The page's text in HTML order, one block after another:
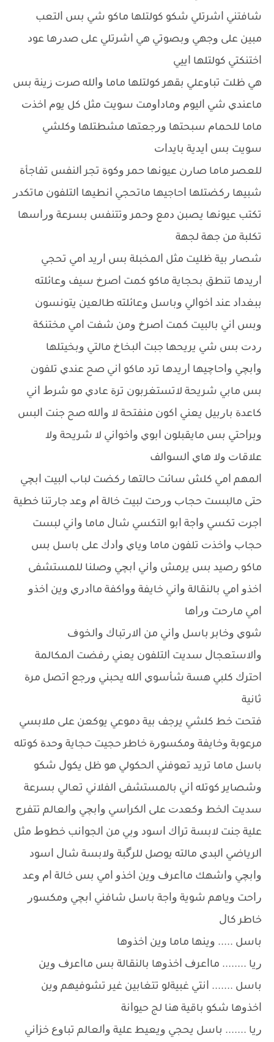
ﺷﺎﻓﺘﻨﻲ ﺍﺷﺮﺗﻠﻲ ﺷﻜﻮ ﻛﻮﻟﺘﻠﻬﺎ ﻣﺎﻛﻮ ﺷﻲ ﺑﺲ ﺍﻟﺘﻌﺐ
ﻣﺒﻴﻦ ﻋﻠﻰ ﻭﺟﻬﻲ ﻭﺑﺼﻮﺗﻲ ﻫﻲ ﺍﺷﺮﺗﻠﻲ ﻋﻠﻰ ﺻﺪﺭﻫﺎ ﻋﻮﺩ
ﺍﺧﺘﻨﻜﺘﻲ ﻛﻮﻟﺘﻠﻬﺎ ﺍﻳﻴﻲ
ﻫﻲ ﻇﻠﺖ ﺗﺒﺎﻭﻋﻠﻲ ﺑﻘﻬﺮ ﻛﻮﻟﺘﻠﻬﺎ ﻣﺎﻣﺎ ﻭﺍﻟﻠﻪ ﺻﺮﺕ ﺯﻳﻨﺔ ﺑﺲ
ﻣﺎﻋﻨﺪﻱ ﺷﻲ ﺍﻟﻴﻮﻡ ﻭﻣﺎﺩﺍﻭﻣﺖ ﺳﻮﻳﺖ ﻣﺜﻞ ﻛﻞ ﻳﻮﻡ ﺍﺧﺬﺕ
ﻣﺎﻣﺎ ﻟﻠﺤﻤﺎﻡ ﺳﺒﺤﺘﻬﺎ ﻭﺭﺟﻌﺘﻬﺎ ﻣﺸﻄﺘﻠﻬﺎ ﻭﻛﻠﺸﻲ
ﺳﻮﻳﺖ ﺑﺲ ﺍﻳﺪﻳﺔ ﺑﺎﻳﺪﺍﺕ
ﻟﻠﻌﺼﺮ ﻣﺎﻣﺎ ﺻﺎﺭﻥ ﻋﻴﻮﻧﻬﺎ ﺣﻤﺮ ﻭﻛﻮﺓ ﺗﺠﺮ ﺍﻟﻨﻔﺲ ﺗﻔﺎﺟﺄﺓ
ﺷﺒﻴﻬﺎ ﺭﻛﻀﺘﻠﻬﺎ ﺍﺣﺎﺟﻴﻬﺎ ﻣﺎﺗﺤﺠﻲ ﺍﻧﻄﻴﻬﺎ ﺍﻟﺘﻠﻔﻮﻥ ﻣﺎﺗﻜﺪﺭ
ﺗﻜﺘﺐ ﻋﻴﻮﻧﻬﺎ ﻳﺼﺒﻦ ﺩﻣﻊ ﻭﺣﻤﺮ ﻭﺗﺘﻨﻔﺲ ﺑﺴﺮﻋﺔ ﻭﺭﺍﺳﻬﺎ
ﺗﻜﻠﺒﺔ ﻣﻦ ﺟﻬﺔ ﻟﺠﻬﺔ
ﺷﺼﺎﺭ ﺑﻴﺔ ﻇﻠﻴﺖ ﻣﺜﻞ ﺍﻟﻤﺨﺒﻠﺔ ﺑﺲ ﺍﺭﻳﺪ ﺍﻣﻲ ﺗﺤﺠﻲ
ﺍﺭﻳﺪﻫﺎ ﺗﻨﻄﻖ ﺑﺤﺠﺎﻳﺔ ﻣﺎﻛﻮ ﻛﻤﺖ ﺍﺻﺮﺥ ﺳﻴﻒ ﻭﻋﺎﺋﻠﺘﻪ
ﺑﺒﻐﺪﺍﺩ ﻋﻨﺪ ﺍﺧﻮﺍﻟﻲ ﻭﺑﺎﺳﻞ ﻭﻋﺎﺋﻠﺘﻪ ﻃﺎﻟﻌﻴﻦ ﻳﺘﻮﻧﺴﻮﻥ
ﻭﺑﺲ ﺍﻧﻲ ﺑﺎﻟﺒﻴﺖ ﻛﻤﺖ ﺍﺻﺮﺥ ﻭﻣﻦ ﺷﻔﺖ ﺍﻣﻲ ﻣﺨﺘﻨﻜﺔ
ﺭﺩﺕ ﺑﺲ ﺷﻲ ﻳﺮﻳﺤﻬﺎ ﺟﺒﺖ ﺍﻟﺒﺨﺎﺥ ﻣﺎﻟﺘﻲ ﻭﺑﺨﻴﺘﻠﻬﺎ
ﻭﺍﺑﭽﻲ ﻭﺍﺣﺎﭼﻴﻬﺎ ﺍﺭﻳﺪﻫﺎ ﺗﺮﺩ ﻣﺎﻛﻮ ﺍﻧﻲ ﺻﺢ ﻋﻨﺪﻱ ﺗﻠﻔﻮﻥ
ﺑﺲ ﻣﺎﺑﻲ ﺷﺮﻳﺤﺔ ﻻﺗﺴﺘﻐﺮﺑﻮﻥ ﺗﺮﺓ ﻋﺎﺩﻱ ﻣﻮ ﺷﺮﻁ ﺍﻧﻲ
ﻛﺎﻋﺪﺓ ﺑﺎﺭﺑﻴﻞ ﻳﻌﻨﻲ ﺍﻛﻮﻥ ﻣﻨﻔﺘﺤﺔ ﻻ ﻭﺍﻟﻠﻪ ﺻﺢ ﺟﻨﺖ ﺍﻟﺒﺲ
ﻭﺑﺮﺍﺣﺘﻲ ﺑﺲ ﻣﺎﻳﻘﺒﻠﻮﻥ ﺍﺑﻮﻱ ﻭﺍﺧﻮﺍﻧﻲ ﻻ ﺷﺮﻳﺤﺔ ﻭﻻ
ﻋﻼﻗﺎﺕ ﻭﻻ ﻫﺎﻱ ﺍﻟﺴﻮﺍﻟﻒ
ﺍﻟﻤﻬﻢ ﺍﻣﻲ ﻛﻠﺶ ﺳﺎﺋﺖ ﺣﺎﻟﺘﻬﺎ ﺭﻛﻀﺖ ﻟﺒﺎﺏ ﺍﻟﺒﻴﺖ ﺍﺑﭽﻲ
ﺣﺘﻰ ﻣﺎﻟﺒﺴﺖ ﺣﺠﺎﺏ ﻭﺭﺣﺖ ﻟﺒﻴﺖ ﺧﺎﻟﺔ ﺍﻡ ﻭﻋﺪ ﺟﺎﺭﺗﻨﺎ ﺧﻄﻴﺔ
ﺍﺟﺮﺕ ﺗﻜﺴﻲ ﻭﺍﺟﺔ ﺍﺑﻮ ﺍﻟﺘﻜﺴﻲ ﺷﺎﻝ ﻣﺎﻣﺎ ﻭﺍﻧﻲ ﻟﺒﺴﺖ
ﺣﺠﺎﺏ ﻭﺍﺧﺬﺕ ﺗﻠﻔﻮﻥ ﻣﺎﻣﺎ ﻭﻳﺎﻱ ﻭﺍﺩﻙ ﻋﻠﻰ ﺑﺎﺳﻞ ﺑﺲ
ﻣﺎﻛﻮ ﺭﺻﻴﺪ ﺑﺲ ﻳﺮﻣﺶ ﻭﺍﻧﻲ ﺍﺑﭽﻲ ﻭﺻﻠﻨﺎ ﻟﻠﻤﺴﺘﺸﻔﻰ
ﺍﺧﺬﻭ ﺍﻣﻲ ﺑﺎﻟﻨﻘﺎﻟﺔ ﻭﺍﻧﻲ ﺧﺎﻳﻔﺔ ﻭﻭﺍﻛﻔﺔ ﻣﺎﺍﺩﺭﻱ ﻭﻳﻦ ﺍﺧﺬﻭ
ﺍﻣﻲ ﻣﺎﺭﺣﺖ ﻭﺭﺍﻫﺎ
ﺷﻮﻱ ﻭﺧﺎﺑﺮ ﺑﺎﺳﻞ ﻭﺍﻧﻲ ﻣﻦ ﺍﻻﺭﺗﺒﺎﻙ ﻭﺍﻟﺨﻮﻑ
ﻭﺍﻻﺳﺘﻌﺠﺎﻝ ﺳﺪﻳﺖ ﺍﻟﺘﻠﻔﻮﻥ ﻳﻌﻨﻲ ﺭﻓﻀﺖ ﺍﻟﻤﻜﺎﻟﻤﺔ
ﺍﺣﺘﺮﻙ ﻛﻠﺒﻲ ﻫﺴﺔ ﺷﺄﺳﻮﻱ ﺍﻟﻠﻪ ﻳﺤﺒﻨﻲ ﻭﺭﺟﻊ ﺍﺗﺼﻞ ﻣﺮﺓ
ﺛﺎﻧﻴﺔ
ﻓﺘﺤﺖ ﺧﻂ ﻛﻠﺸﻲ ﻳﺮﺟﻒ ﺑﻴﺔ ﺩﻣﻮﻋﻲ ﻳﻮﻛﻌﻦ ﻋﻠﻰ ﻣﻼﺑﺴﻲ
ﻣﺮﻋﻮﺑﺔ ﻭﺧﺎﻳﻔﺔ ﻭﻣﻜﺴﻮﺭﺓ ﺧﺎﻃﺮ ﺣﺠﻴﺖ ﺣﺠﺎﻳﺔ ﻭﺣﺪﺓ ﻛﻮﺗﻠﻪ
ﺑﺎﺳﻞ ﻣﺎﻣﺎ ﺗﺮﻳﺪ ﺗﻌﻮﻓﻨﻲ ﺍﻟﺤﻜﻮﻟﻲ ﻫﻮ ﻇﻞ ﻳﻜﻮﻝ ﺷﻜﻮ
ﻭﺷﺼﺎﻳﺮ ﻛﻮﺗﻠﻪ ﺍﻧﻲ ﺑﺎﻟﻤﺴﺘﺸﻔﻰ ﺍﻟﻔﻼﻧﻲ ﺗﻌﺎﻟﻲ ﺑﺴﺮﻋﺔ
ﺳﺪﻳﺖ ﺍﻟﺨﻂ ﻭﻛﻌﺪﺕ ﻋﻠﻰ ﺍﻟﻜﺮﺍﺳﻲ ﻭﺍﺑﭽﻲ ﻭﺍﻟﻌﺎﻟﻢ ﺗﺘﻔﺮﺝ
ﻋﻠﻴﺔ ﺟﻨﺖ ﻻﺑﺴﺔ ﺗﺮﺍﻙ ﺍﺳﻮﺩ ﻭﺑﻲ ﻣﻦ ﺍﻟﺠﻮﺍﻧﺐ ﺧﻄﻮﻁ ﻣﺜﻞ
ﺍﻟﺮﻳﺎﺿﻲ ﺍﻟﺒﺪﻱ ﻣﺎﻟﺘﻪ ﻳﻮﺻﻞ ﻟﻠﺮﮔﺒﺔ ﻭﻻﺑﺴﺔ ﺷﺎﻝ ﺍﺳﻮﺩ
ﻭﺍﺑﭽﻲ ﻭﺍﺷﻬﻚ ﻣﺎﺍﻋﺮﻑ ﻭﻳﻦ ﺍﺧﺬﻭ ﺍﻣﻲ ﺑﺲ ﺧﺎﻟﺔ ﺍﻡ ﻭﻋﺪ
ﺭﺍﺣﺖ ﻭﻳﺎﻫﻢ ﺷﻮﻳﺔ ﻭﺍﺟﺔ ﺑﺎﺳﻞ ﺷﺎﻓﻨﻲ ﺍﺑﭽﻲ ﻭﻣﻜﺴﻮﺭ
ﺧﺎﻃﺮ ﻛﺎﻝ
ﺑﺎﺳﻞ ..... ﻭﻳﻨﻬﺎ ﻣﺎﻣﺎ ﻭﻳﻦ ﺍﺧﺬﻭﻫﺎ
ﺭﻳﺎ ........ ﻣﺎﺍﻋﺮﻑ ﺍﺧﺬﻭﻫﺎ ﺑﺎﻟﻨﻘﺎﻟﺔ ﺑﺲ ﻣﺎﺍﻋﺮﻑ ﻭﻳﻦ
ﺑﺎﺳﻞ ....... ﺍﻧﺘﻲ ﻏﺒﻴﺔﻟﻮ ﺗﺘﻐﺎﺑﻴﻦ ﻏﻴﺮ ﺗﺸﻮﻓﻴﻬﻢ ﻭﻳﻦ
ﺍﺧﺬﻭﻫﺎ ﺷﻜﻮ ﺑﺎﻗﻴﺔ ﻫﻨﺎ ﻟﺞ ﺣﻴﻮﺍﻧﺔ
ﺭﻳﺎ ....... ﺑﺎﺳﻞ ﻳﺤﺠﻲ ﻭﻳﻌﻴﻂ ﻋﻠﻴﺔ ﻭﺍﻟﻌﺎﻟﻢ ﺗﺒﺎﻭﻉ ﺧﺰﺍﻧﻲ